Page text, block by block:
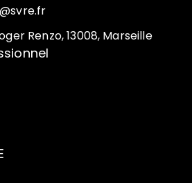
Renzo, 13008, Marseille